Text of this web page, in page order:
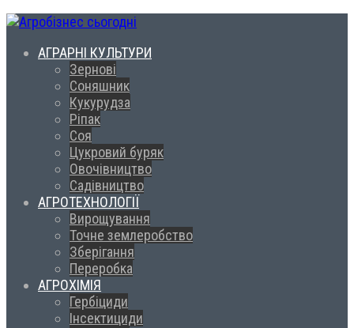
АГРАРНІ КУЛЬТУРИ
Зернові
Соняшник
Кукурудза
Ріпак
Соя
Цукровий буряк
Овочівництво
Садівництво
АГРОТЕХНОЛОГІЇ
Вирощування
Точне землеробство
Зберігання
Переробка
АГРОХІМІЯ
Гербіциди
Інсектициди